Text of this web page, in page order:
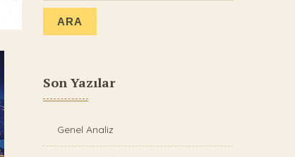
Son Yazılar
Genel Analiz